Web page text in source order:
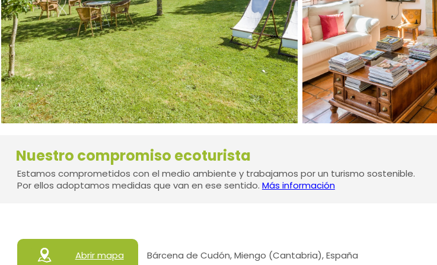
Nuestro compromiso ecoturista
Estamos comprometidos con el medio ambiente y trabajamos por un turismo sostenible.
Por ellos adoptamos medidas que van en ese sentido. Más información
Abrir mapa Bárcena de Cudón, Miengo (Cantabria), España